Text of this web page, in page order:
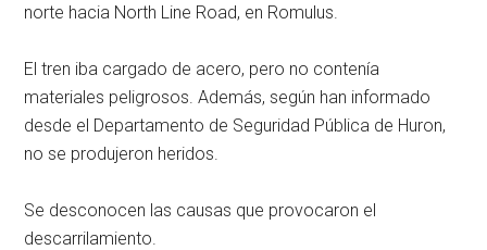
norte hacia North Line Road, en Romulus.
El tren iba cargado de acero, pero no contenía
materiales peligrosos. Además, según han informado
desde el Departamento de Seguridad Pública de Huron,
no se produjeron heridos.
Se desconocen las causas que provocaron el
descarrilamiento.